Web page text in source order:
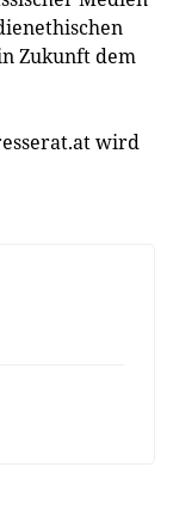
Zukunft dem
wird